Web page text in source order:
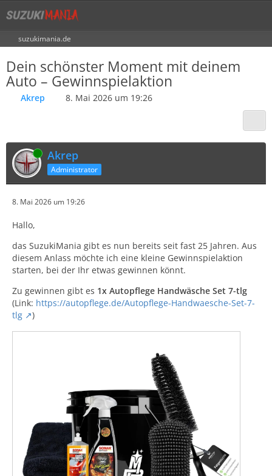
suzukimania.de
Dein schönster Moment mit deinem
Auto – Gewinnspielaktion
Akrep 8. Mai 2026 um 19:26
Online Akrep
Administrator
8. Mai 2026 um 19:26
Hallo,
das SuzukiMania gibt es nun bereits seit fast 25 Jahren. Aus
diesem Anlass möchte ich eine kleine Gewinnspielaktion
starten, bei der Ihr etwas gewinnen könnt.
Zu gewinnen gibt es 1x Autopflege Handwäsche Set 7-tlg
(Link: https://autopflege.de/Autopflege-Handwaesche-Set-7-
tlg
)